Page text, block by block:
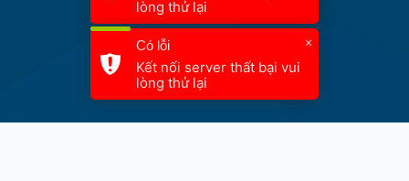
lòng thử lại
×
Có lỗi
Kết nối server thất bại vui
lòng thử lại